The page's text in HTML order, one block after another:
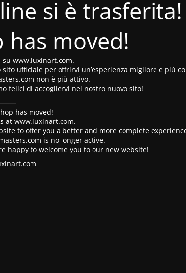
si è
has moved!
www.luxinart.com.
ufficiale per offrirvi un’esperienza migliore e più
non è più attivo.
felici di accogliervi nel nostro nuovo sito!
has moved!
at www.luxinart.com.
to offer you a better and more complete
is no longer active.
happy to welcome you to our new website!